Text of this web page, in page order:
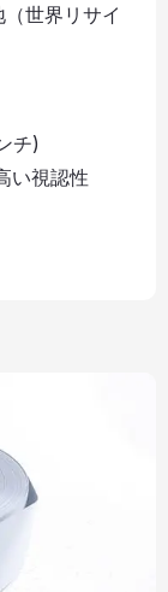
世界リサイ
チ)
い視認性